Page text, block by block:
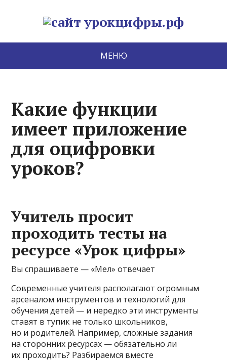
МЕНЮ
Какие функции
имеет приложение
для оцифровки
уроков?
Учитель просит
проходить тесты на
ресурсе «Урок цифры»
Вы спрашиваете — «Мел» отвечает
Современные учителя располагают огромным
арсеналом инструментов и технологий для
обучения детей — и нередко эти инструменты
ставят в тупик не только школьников,
но и родителей. Например, сложные задания
на сторонних ресурсах — обязательно ли
их проходить? Разбираемся вместе